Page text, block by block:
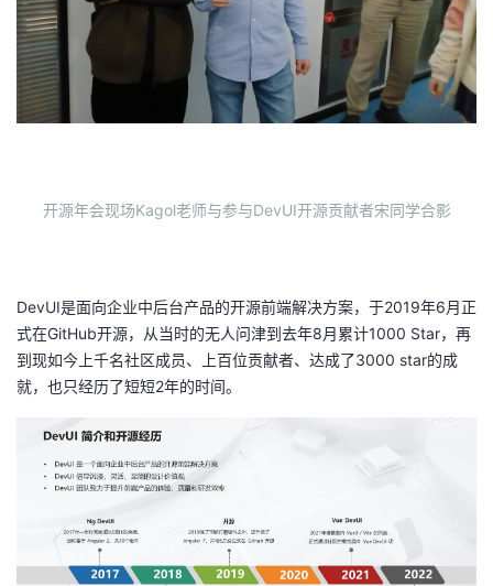
客
论
坛
的
圈
我
的
我
动
关
发
者
学
我
Programs
的
支
持
我
的我
开源年会现场Kagol老师与参与DevUI开源贡献者宋同学合影
DevUI是面向企业中后台产品的开源前端解决方案，于2019年6月正
式在GitHub开源，从当时的无人问津到去年8月累计1000 Star，再
到现如今上千名社区成员、上百位贡献者、达成了3000 star的成
就，也只经历了短短2年的时间。